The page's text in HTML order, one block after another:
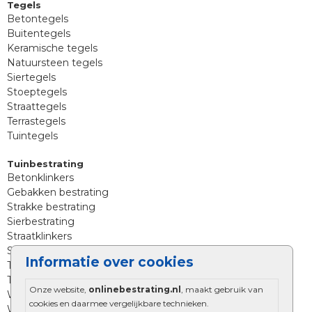
Informatie over cookies
Onze website, onlinebestrating.nl , maakt gebruik van
cookies en daarmee vergelijkbare technieken.
Tegels
Betontegels
Buitentegels
Keramische tegels
Natuursteen tegels
Siertegels
Stoeptegels
Straattegels
Terrastegels
Tuintegels
Tuinbestrating
Betonklinkers
Gebakken bestrating
Strakke bestrating
Sierbestrating
Straatklinkers
Straatstenen
Trommelstenen
Tuinstenen
Waalformaat